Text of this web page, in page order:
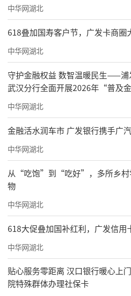
中华网湖北
618叠加国寿客户节，广发卡商
中华网湖北
守护金融权益 数智温暖民生——浦
武汉分行全面开展2026年“普及
万里行”宣传活动
中华网湖北
金融活水润车市 广发银行携手广
中华网湖北
从“吃饱”到“吃好”，多所乡
物
中华网湖北
618大促叠加国补红利，广发信
中华网湖北
贴心服务零距离 汉口银行暖心上
院特殊群体办理社保卡